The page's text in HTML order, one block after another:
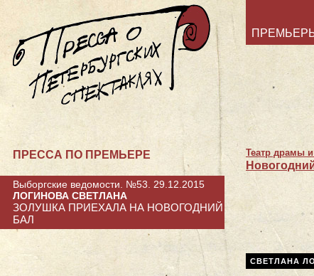
Театр драмы и
СВЕТЛАНА
ПРЕССА ПО ПРЕМЬЕРЕ
Выборгские ведомости. №53. 29.12.2015
ЛОГИНОВА СВЕТЛАНА
ЗОЛУШКА ПРИЕХАЛА НА НОВОГОДНИЙ
БАЛ